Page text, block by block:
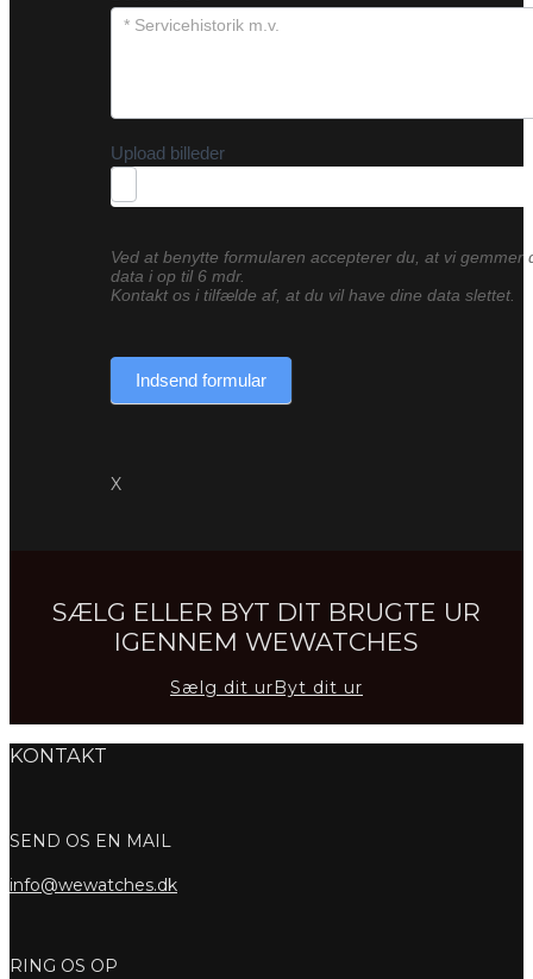
Upload billeder
Ved at benytte formularen accepterer du, at vi gemmer
data i op til 6 mdr.
Kontakt os i tilfælde af, at du vil have dine data slettet.
Indsend formular
X
SÆLG ELLER BYT DIT BRUGTE UR
IGENNEM WEWATCHES
Sælg dit urByt dit ur
KONTAKT
SEND OS EN MAIL
info@wewatches.dk
RING OS OP